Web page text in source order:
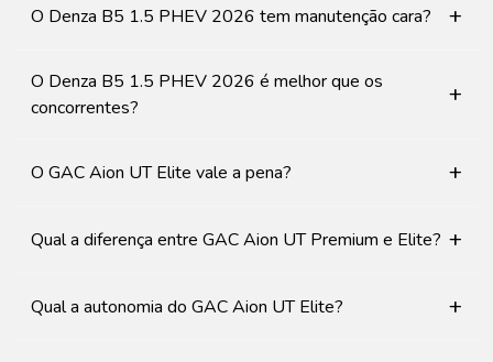
O Denza B5 1.5 PHEV 2026 tem manutenção cara? +
O Denza B5 1.5 PHEV 2026 é melhor que os
concorrentes?
+
O GAC Aion UT Elite vale a pena? +
Qual a diferença entre GAC Aion UT Premium e Elite? +
Qual a autonomia do GAC Aion UT Elite? +